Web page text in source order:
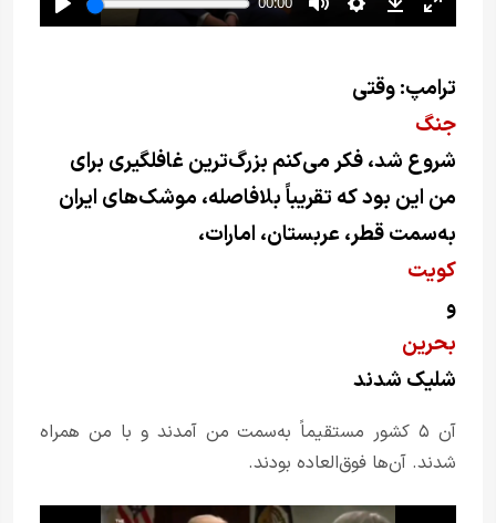
ترامپ: وقتی
جنگ
شروع شد، فکر می‌کنم بزرگ‌ترین غافلگیری برای
من این بود که تقریباً بلافاصله، موشک‌های ایران
به‌سمت قطر، عربستان، امارات،
کویت
و
بحرین
شلیک شدند
آن ۵ کشور مستقیماً به‌سمت من آمدند و با من همراه
شدند. آن‌ها فوق‌العاده بودند.